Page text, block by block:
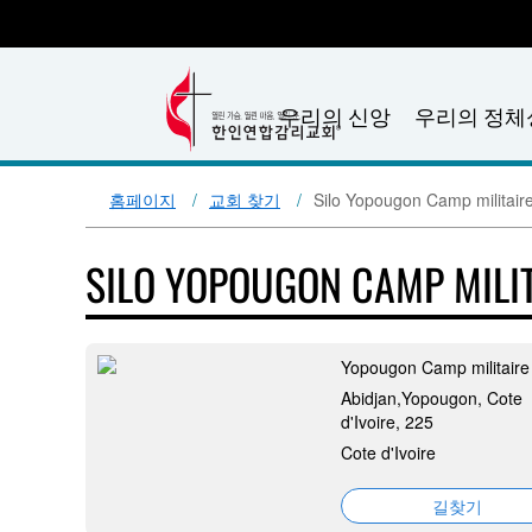
우리의 신앙 우리의 정체
홈페이지 교회 찾기 Silo Yopougon Camp
SILO YOPOUGON CAMP
Yopougon Camp militaire
Abidjan,Yopougon, Cote
d'Ivoire, 225
Cote d'Ivoire
길찾기